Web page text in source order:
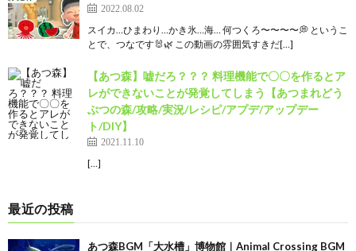
2022.08.02
スイカ…ひまわり…かき氷…海… 何つくろ〜〜〜〜💭 というこ
とで、つなです🐰🌿 この動画の雰囲気すきだ[…]
【あつ森】嘘だろ？？？ 料理機能で〇〇を作るとア
レができないことが発覚してしまう【あつまれどう
ぶつの森/攻略/実況/レシピ/アプデ/アップデー
ト/DIY】
2021.11.10
[…]
最近の投稿
あつ森BGM「大水槽」博物館｜Animal Crossing BGM